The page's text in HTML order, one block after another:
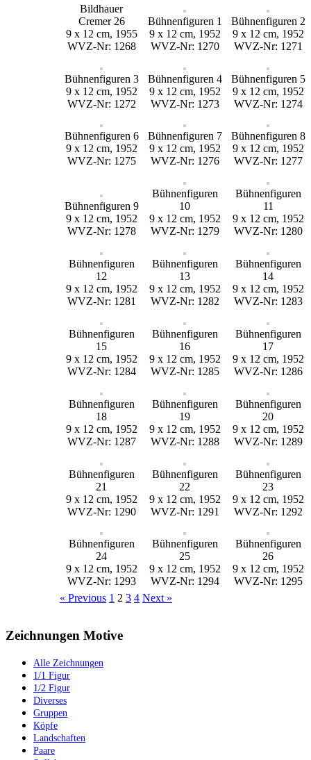
Bildhauer
Cremer 26
9 x 12 cm, 1955
WVZ-Nr: 1268
Bühnenfiguren 1
9 x 12 cm, 1952
WVZ-Nr: 1270
Bühnenfiguren 2
9 x 12 cm, 1952
WVZ-Nr: 1271
Bühnenfiguren 3
9 x 12 cm, 1952
WVZ-Nr: 1272
Bühnenfiguren 4
9 x 12 cm, 1952
WVZ-Nr: 1273
Bühnenfiguren 5
9 x 12 cm, 1952
WVZ-Nr: 1274
Bühnenfiguren 6
9 x 12 cm, 1952
WVZ-Nr: 1275
Bühnenfiguren 7
9 x 12 cm, 1952
WVZ-Nr: 1276
Bühnenfiguren 8
9 x 12 cm, 1952
WVZ-Nr: 1277
Bühnenfiguren 9
9 x 12 cm, 1952
WVZ-Nr: 1278
Bühnenfiguren
10
9 x 12 cm, 1952
WVZ-Nr: 1279
Bühnenfiguren
11
9 x 12 cm, 1952
WVZ-Nr: 1280
Bühnenfiguren
12
9 x 12 cm, 1952
WVZ-Nr: 1281
Bühnenfiguren
13
9 x 12 cm, 1952
WVZ-Nr: 1282
Bühnenfiguren
14
9 x 12 cm, 1952
WVZ-Nr: 1283
Bühnenfiguren
15
9 x 12 cm, 1952
WVZ-Nr: 1284
Bühnenfiguren
16
9 x 12 cm, 1952
WVZ-Nr: 1285
Bühnenfiguren
17
9 x 12 cm, 1952
WVZ-Nr: 1286
Bühnenfiguren
18
9 x 12 cm, 1952
WVZ-Nr: 1287
Bühnenfiguren
19
9 x 12 cm, 1952
WVZ-Nr: 1288
Bühnenfiguren
20
9 x 12 cm, 1952
WVZ-Nr: 1289
Bühnenfiguren
21
9 x 12 cm, 1952
WVZ-Nr: 1290
Bühnenfiguren
22
9 x 12 cm, 1952
WVZ-Nr: 1291
Bühnenfiguren
23
9 x 12 cm, 1952
WVZ-Nr: 1292
Bühnenfiguren
24
9 x 12 cm, 1952
WVZ-Nr: 1293
Bühnenfiguren
25
9 x 12 cm, 1952
WVZ-Nr: 1294
Bühnenfiguren
26
9 x 12 cm, 1952
WVZ-Nr: 1295
« Previous 1 2 3 4 Next »
Zeichnungen Motive
Alle Zeichnungen
1/1 Figur
1/2 Figur
Diverses
Gruppen
Köpfe
Landschaften
Paare